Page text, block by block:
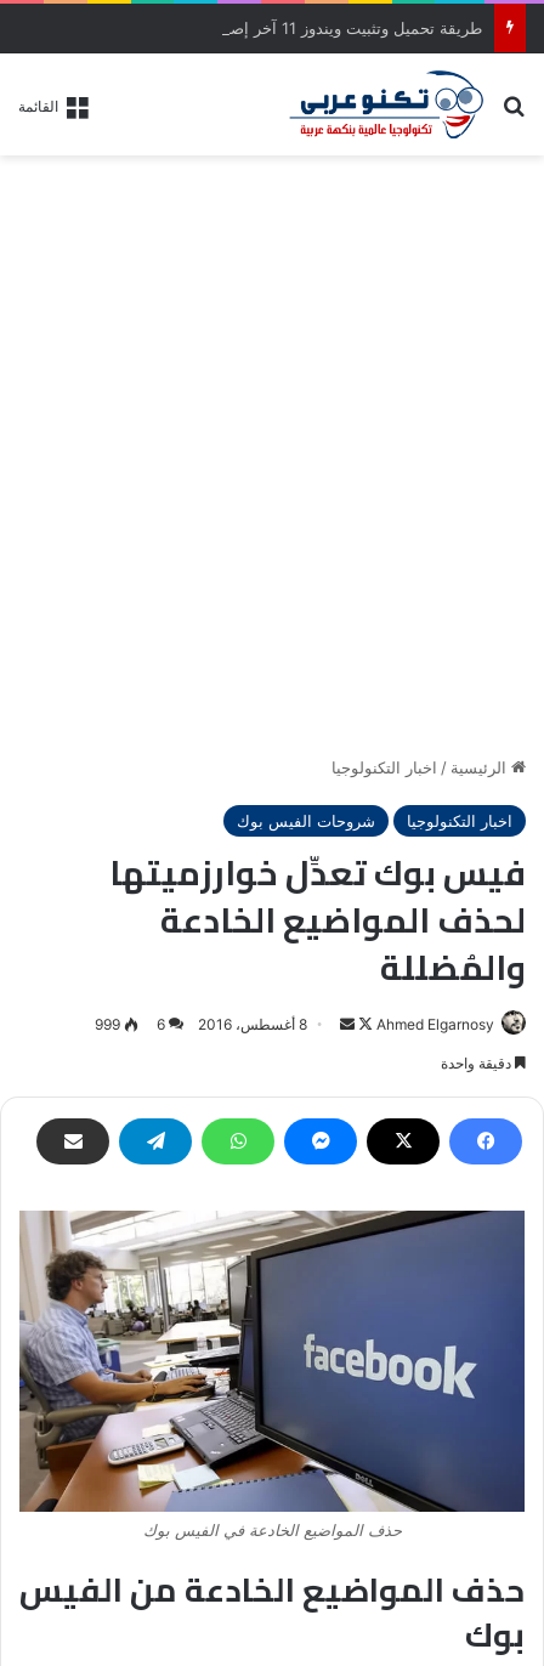
القائمة بحث عن
الرئيسية / اخبار التكنولوجيا
اخبار التكنولوجيا شروحات الفيس بوك
فيس بوك تعدِّل خوارزميتها
لحذف المواضيع الخادعة
والمُضللة
Ahmed Elgarnosy
Followأرسل8 أغسطس، 2016 6
999
دقيقة واحدة
حذف المواضيع الخادعة في الفيس بوك
حذف المواضيع الخادعة من الفيس
بوك